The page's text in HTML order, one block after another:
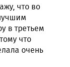
что во
в третьем
что
очень